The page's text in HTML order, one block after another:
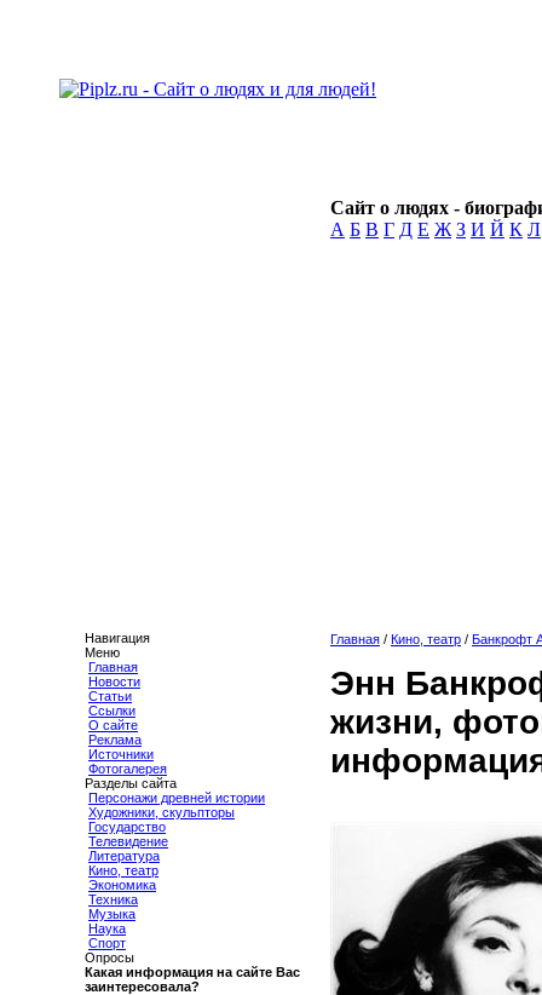
Сайт о людях -
А Б В Г Д Е Ж З И Й К Л
Навигация
Меню
Главная
Новости
Статьи
Ссылки
О сайте
Реклама
Источники
Фотогалерея
Разделы сайта
Персонажи древней истории
Художники, скульпторы
Государство
Телевидение
Литература
Кино, театр
Экономика
Техника
Музыка
Наука
Спорт
Опросы
Какая информация на сайте Вас
заинтересовала?
Главная / Кино, театр / Банкрофт
Энн
жизни,